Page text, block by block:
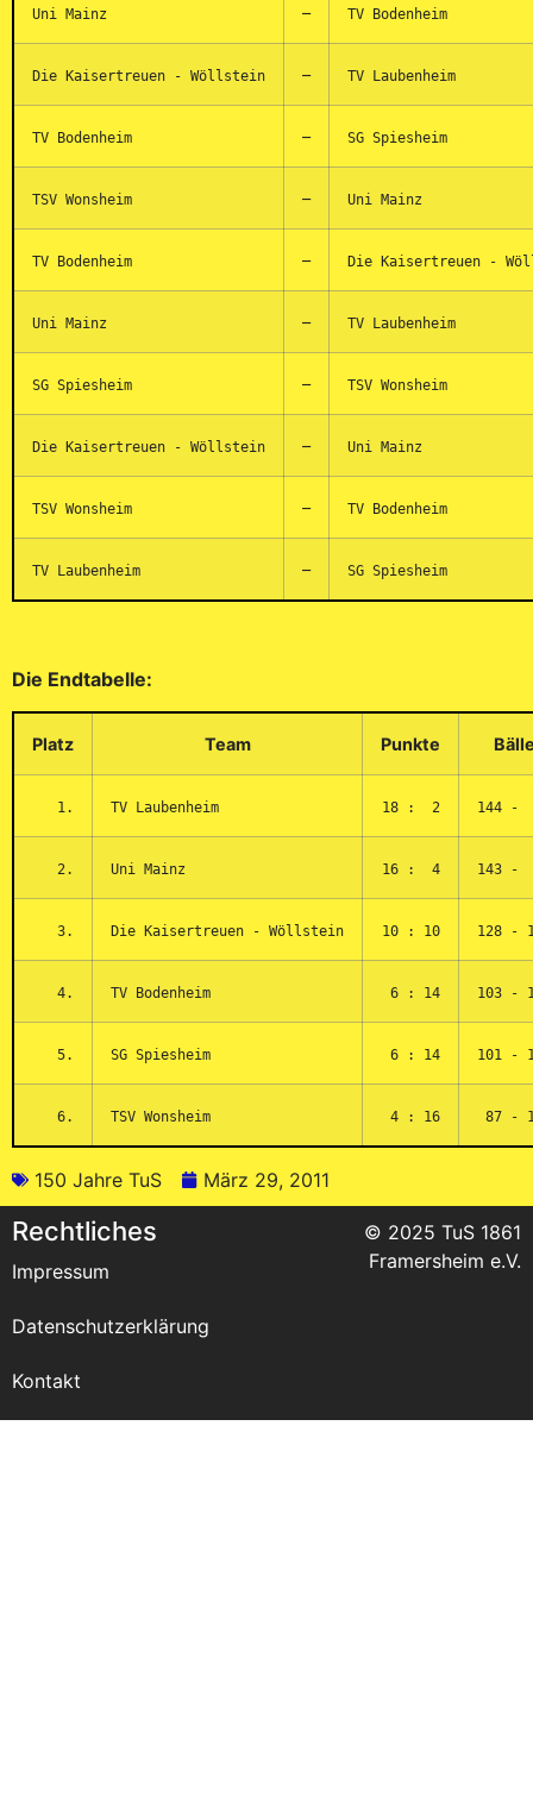
Uni Mainz – TV Bodenheim
Die Kaisertreuen - Wöllstein – TV Laubenheim
TV Bodenheim – SG Spiesheim
TSV Wonsheim – Uni Mainz
TV Bodenheim – Die Kaisertreuen -
Uni Mainz – TV Laubenheim
SG Spiesheim – TSV Wonsheim
Die Kaisertreuen - Wöllstein – Uni Mainz
TSV Wonsheim – TV Bodenheim
TV Laubenheim – SG Spiesheim
Die Endtabelle:
Platz Team Punkte
1. TV Laubenheim 18 : 2 144 -
2. Uni Mainz 16 : 4 143 -
3. Die Kaisertreuen - Wöllstein 10 : 10 128 -
4. TV Bodenheim 6 : 14 103 -
5. SG Spiesheim 6 : 14 101 -
6. TSV Wonsheim 4 : 16 87 -
150 Jahre TuS März 29, 2011
Rechtliches
Impressum
Datenschutzerklärung
Kontakt
© 2025 TuS 1861
Framersheim e.V.